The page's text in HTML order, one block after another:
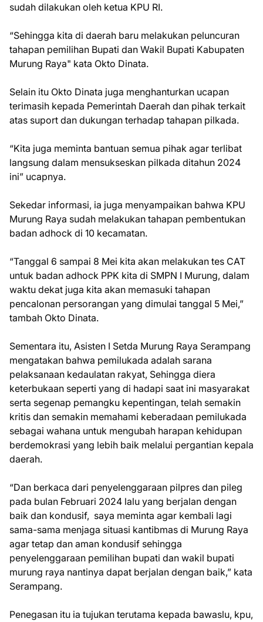
sudah dilakukan oleh ketua KPU RI.
“Sehingga kita di daerah baru melakukan peluncuran
tahapan pemilihan Bupati dan Wakil Bupati Kabupaten
Murung Raya" kata Okto Dinata.
Selain itu Okto Dinata juga menghanturkan ucapan
terimasih kepada Pemerintah Daerah dan pihak terkait
atas suport dan dukungan terhadap tahapan pilkada.
“Kita juga meminta bantuan semua pihak agar terlibat
langsung dalam mensukseskan pilkada ditahun 2024
ini” ucapnya.
Sekedar informasi, ia juga menyampaikan bahwa KPU
Murung Raya sudah melakukan tahapan pembentukan
badan adhock di 10 kecamatan.
“Tanggal 6 sampai 8 Mei kita akan melakukan tes CAT
untuk badan adhock PPK kita di SMPN I Murung, dalam
waktu dekat juga kita akan memasuki tahapan
pencalonan persorangan yang dimulai tanggal 5 Mei,”
tambah Okto Dinata.
Sementara itu, Asisten I Setda Murung Raya Serampang
mengatakan bahwa pemilukada adalah sarana
pelaksanaan kedaulatan rakyat, Sehingga diera
keterbukaan seperti yang di hadapi saat ini masyarakat
serta segenap pemangku kepentingan, telah semakin
kritis dan semakin memahami keberadaan pemilukada
sebagai wahana untuk mengubah harapan kehidupan
berdemokrasi yang lebih baik melalui pergantian kepala
daerah.
“Dan berkaca dari penyelenggaraan pilpres dan pileg
pada bulan Februari 2024 lalu yang berjalan dengan
baik dan kondusif, saya meminta agar kembali lagi
sama-sama menjaga situasi kantibmas di Murung Raya
agar tetap dan aman kondusif sehingga
penyelenggaraan pemilihan bupati dan wakil bupati
murung raya nantinya dapat berjalan dengan baik,” kata
Serampang.
Penegasan itu ia tujukan terutama kepada bawaslu, kpu,